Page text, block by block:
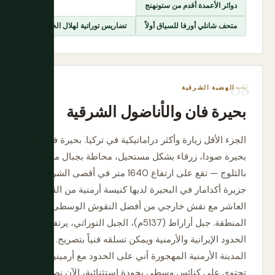
دوائر الأعمدة أقدم من ستونهنج
متحف شانلي أورفا للسياق أولاً تضاريس توراتية لهلال الخصب
الهضبة الشرقية
بحيرة فان والأناضول الشرقية
الجزء الأقل زيارة وأكثر دراماتيكية في تركيا. بحيرة فان —
بحيرة صودا، زرقاء بشكل مستحيل، محاطة بجبال مغطاة
بالثلوج — تقع على ارتفاع 1640 متر في أقصى الشرق.
جزيرة أكدامار في البحيرة لديها كنيسة أرمنية من القرن
العاشر مع نقش خارجي من أفضل النقوش الوسطى في
المنطقة. جبل أراراط (5137م)، الجبل التوراتي، يرتفع فوق
الحدود الإيرانية والأرمنية ويمكن تسلقه فنياً بتصريح.
المدينة الأرمنية المهجورة أني على الحدود مع أرمينيا
تحتوي على كنائس وسطى بجودة استثنائية، الآن نصف